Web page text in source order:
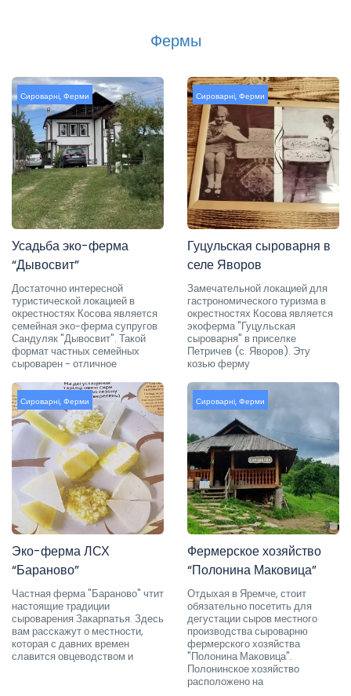
Фермы
Сироварні, Ферми
Усадьба эко-ферма
“Дывосвит”
Достаточно интересной
туристической локацией в
окрестностях Косова является
семейная эко-ферма супругов
Сандуляк "Дывосвит". Такой
формат частных семейных
сыроварен - отличное
Сироварні, Ферми
Гуцульская сыроварня в
селе Яворов
Замечательной локацией для
гастрономического туризма в
окрестностях Косова является
экоферма "Гуцульская
сыроварня" в приселке
Петричев (с. Яворов). Эту
козью ферму
Сироварні, Ферми
Эко-ферма ЛСХ
“Бараново”
Частная ферма "Бараново" чтит
настоящие традиции
сыроварения Закарпатья. Здесь
вам расскажут о местности,
которая с давних времен
славится овцеводством и
Сироварні, Ферми
Фермерское хозяйство
“Полонина Маковица”
Отдыхая в Яремче, стоит
обязательно посетить для
дегустации сыров местного
производства сыроварню
фермерского хозяйства
"Полонина Маковица".
Полонинское хозяйство
расположено на